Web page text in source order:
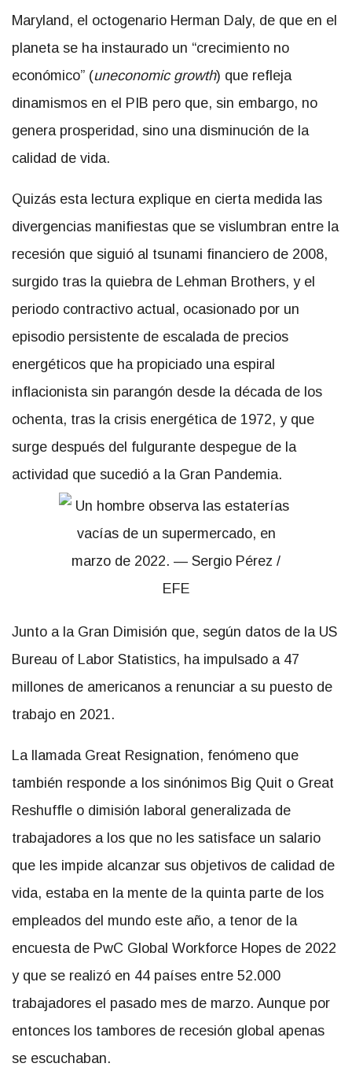
Maryland, el octogenario Herman Daly, de que en el
planeta se ha instaurado un “crecimiento no
económico” (uneconomic growth) que refleja
dinamismos en el PIB pero que, sin embargo, no
genera prosperidad, sino una disminución de la
calidad de vida.
Quizás esta lectura explique en cierta medida las
divergencias manifiestas que se vislumbran entre la
recesión que siguió al tsunami financiero de 2008,
surgido tras la quiebra de Lehman Brothers, y el
periodo contractivo actual, ocasionado por un
episodio persistente de escalada de precios
energéticos que ha propiciado una espiral
inflacionista sin parangón desde la década de los
ochenta, tras la crisis energética de 1972, y que
surge después del fulgurante despegue de la
actividad que sucedió a la Gran Pandemia.
Junto a la Gran Dimisión que, según datos de la US
Bureau of Labor Statistics, ha impulsado a 47
millones de americanos a renunciar a su puesto de
trabajo en 2021.
La llamada Great Resignation, fenómeno que
también responde a los sinónimos Big Quit o Great
Reshuffle o dimisión laboral generalizada de
trabajadores a los que no les satisface un salario
que les impide alcanzar sus objetivos de calidad de
vida, estaba en la mente de la quinta parte de los
empleados del mundo este año, a tenor de la
encuesta de PwC Global Workforce Hopes de 2022
y que se realizó en 44 países entre 52.000
trabajadores el pasado mes de marzo. Aunque por
entonces los tambores de recesión global apenas
se escuchaban.